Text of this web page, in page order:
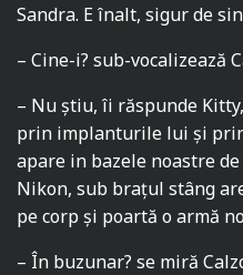
Sandra. E înalt, sigur de
– Cine-i? sub-vocalizează
– Nu știu, îi răspunde
prin implanturile lui și
apare in bazele noastre
Nikon, sub brațul stâng
pe corp și poartă o armă
– În buzunar? se miră